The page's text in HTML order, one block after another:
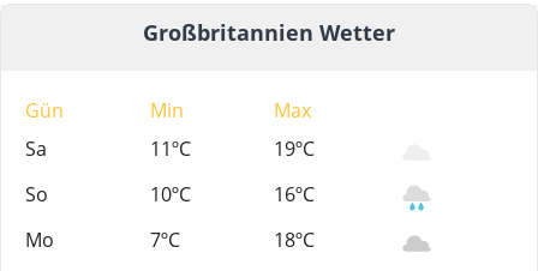
Großbritannien Wetter
Gün Min
Max
Sa
11ºC
19ºC
So
10ºC
16ºC
Mo
7ºC 18ºC